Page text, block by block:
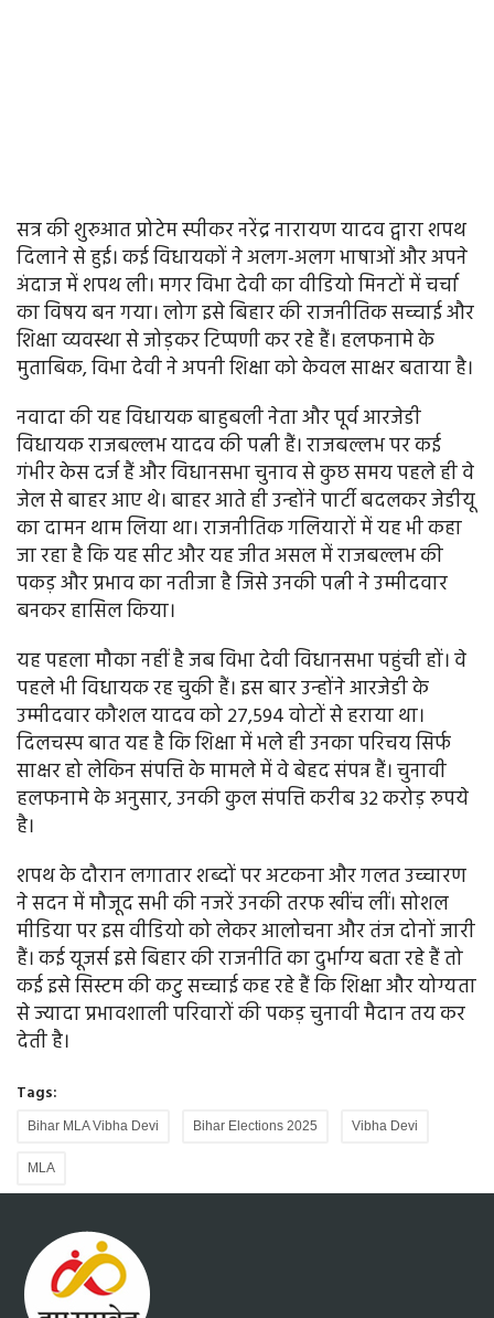
सत्र की शुरुआत प्रोटेम स्पीकर नरेंद्र नारायण यादव द्वारा शपथ
दिलाने से हुई। कई विधायकों ने अलग-अलग भाषाओं और अपने
अंदाज में शपथ ली। मगर विभा देवी का वीडियो मिनटों में चर्चा
का विषय बन गया। लोग इसे बिहार की राजनीतिक सच्चाई और
शिक्षा व्यवस्था से जोड़कर टिप्पणी कर रहे हैं। हलफनामे के
मुताबिक, विभा देवी ने अपनी शिक्षा को केवल साक्षर बताया है।
नवादा की यह विधायक बाहुबली नेता और पूर्व आरजेडी
विधायक राजबल्लभ यादव की पत्नी हैं। राजबल्लभ पर कई
गंभीर केस दर्ज हैं और विधानसभा चुनाव से कुछ समय पहले ही वे
जेल से बाहर आए थे। बाहर आते ही उन्होंने पार्टी बदलकर जेडीयू
का दामन थाम लिया था। राजनीतिक गलियारों में यह भी कहा
जा रहा है कि यह सीट और यह जीत असल में राजबल्लभ की
पकड़ और प्रभाव का नतीजा है जिसे उनकी पत्नी ने उम्मीदवार
बनकर हासिल किया।
यह पहला मौका नहीं है जब विभा देवी विधानसभा पहुंची हों। वे
पहले भी विधायक रह चुकी हैं। इस बार उन्होंने आरजेडी के
उम्मीदवार कौशल यादव को 27,594 वोटों से हराया था।
दिलचस्प बात यह है कि शिक्षा में भले ही उनका परिचय सिर्फ
साक्षर हो लेकिन संपत्ति के मामले में वे बेहद संपन्न हैं। चुनावी
हलफनामे के अनुसार, उनकी कुल संपत्ति करीब 32 करोड़ रुपये
है।
शपथ के दौरान लगातार शब्दों पर अटकना और गलत उच्चारण
ने सदन में मौजूद सभी की नजरें उनकी तरफ खींच लीं। सोशल
मीडिया पर इस वीडियो को लेकर आलोचना और तंज दोनों जारी
हैं। कई यूजर्स इसे बिहार की राजनीति का दुर्भाग्य बता रहे हैं तो
कई इसे सिस्टम की कटु सच्चाई कह रहे हैं कि शिक्षा और योग्यता
से ज्यादा प्रभावशाली परिवारों की पकड़ चुनावी मैदान तय कर
देती है।
Tags:
Bihar MLA Vibha Devi Bihar Elections 2025 Vibha Devi
MLA